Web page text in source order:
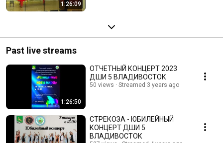
1:26:09
Past live streams
1:26:50
ОТЧЕТНЫЙ КОНЦЕРТ 2023
ДШИ 5 ВЛАДИВОСТОК
50 views Streamed 3 years ago
СТРЕКОЗА - ЮБИЛЕЙНЫЙ
КОНЦЕРТ ДШИ 5
ВЛАДИВОСТОК